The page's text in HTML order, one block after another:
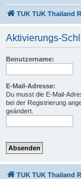
TUK TUK Thailand
Aktivierungs-
Benutzername:
E-Mail-Adresse:
Du musst die E-Mail-
bei der Registrierung
geändert.
TUK TUK Thailand